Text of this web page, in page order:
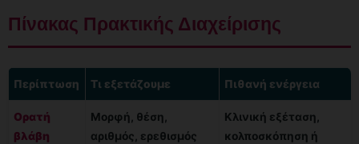
Πίνακας Πρακτικής Διαχείρισης
Περίπτωση Τι εξετάζουμε Πιθανή ενέργεια
Ορατή
βλάβη
Μορφή, θέση,
αριθμός, ερεθισμός
Κλινική εξέταση,
κολποσκόπηση ή